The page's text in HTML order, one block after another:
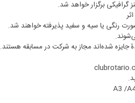
گرافیکی برگزار خواهد شد.
رنگی یا سیه و سفید پذیرفته خواهند شد.
جایزه شده‌اند مجاز به شرکت در مسابقه هستند.